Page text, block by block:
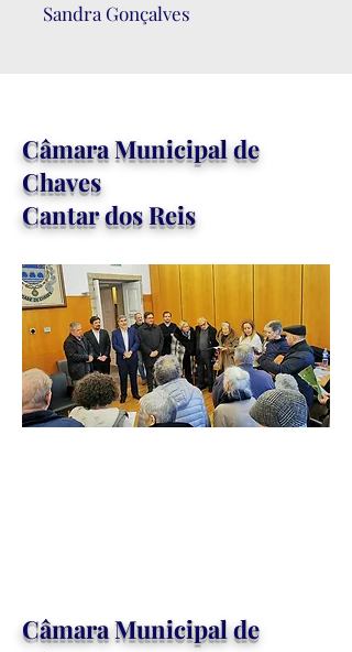
Sandra Gonçalves
Câmara Municipal de
Chaves
Cantar dos Reis
Câmara Municipal de